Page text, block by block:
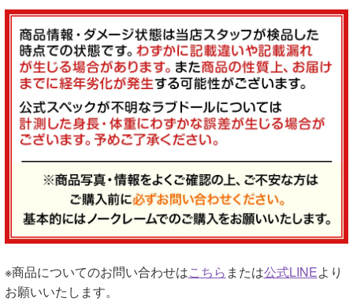
※商品についてのお問い合わせはこちら または公式LINEより
お願いいたします。